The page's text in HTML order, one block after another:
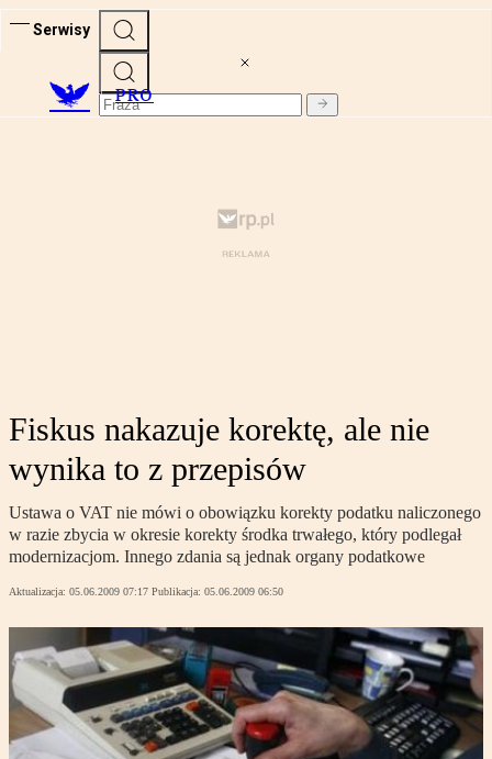
Serwisy
PRO
Fiskus nakazuje korektę, ale nie
wynika to z przepisów
Ustawa o VAT nie mówi o obowiązku korekty podatku naliczonego
w razie zbycia w okresie korekty środka trwałego, który podlegał
modernizacjom. Innego zdania są jednak organy podatkowe
Aktualizacja: 05.06.2009 07:17 Publikacja: 05.06.2009 06:50